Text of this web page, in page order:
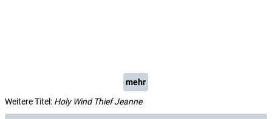
mehr
Weitere Titel: Holy Wind Thief Jeanne